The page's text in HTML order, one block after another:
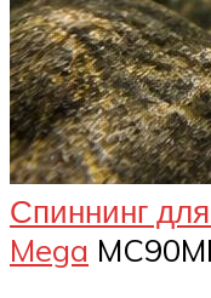
Спиннинг
Mega